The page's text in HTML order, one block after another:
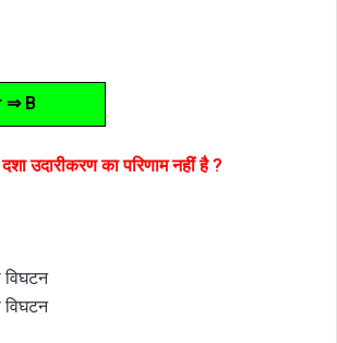
⇒ B
उदारीकरण का परिणाम नहीं है ?
विघटन
विघटन